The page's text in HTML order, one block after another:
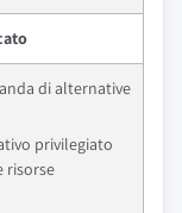
di alternative
privilegiato
risorse